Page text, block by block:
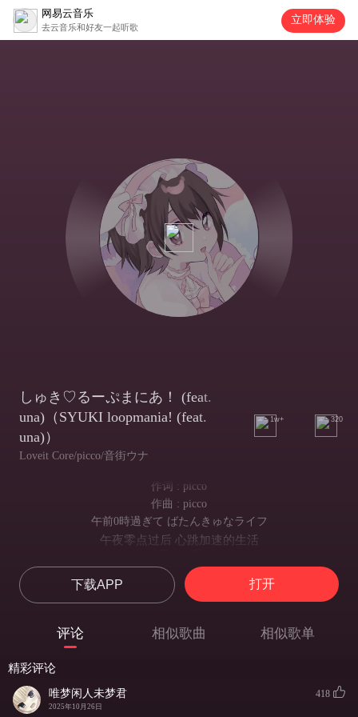
网易云音乐
去云音乐和好友一起听歌
立即体验
しゅき♡るーぷまにあ！ (feat.
una)（SYUKI loopmania! (feat.
una)）
Loveit Core/picco/音街ウナ
1w+ 320
作词 : picco
作曲 : picco
午前0時過ぎて ばたんきゅなライフ
午夜零点过后 心跳加速的生活
喜欢循环 唯有你最棒！ 但是呢
もっとハピでいたい
想要更加快乐
在无法入眠的夜晚
何度もずっと求めてる
下载APP 打开
评论 相似歌曲 相似歌单
精彩评论
唯梦闲人未梦君
2025年10月26日
418